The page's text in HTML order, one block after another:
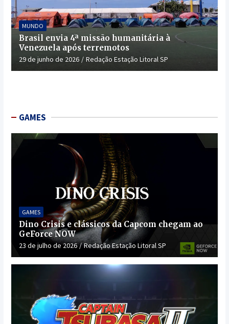
MUNDO
Brasil envia 4ª missão humanitária à
Venezuela após terremotos
29 de junho de 2026 Redação Estação Litoral SP
GAMES
GAMES
Dino Crisis e clássicos da Capcom chegam ao
GeForce NOW
23 de julho de 2026 Redação Estação Litoral SP